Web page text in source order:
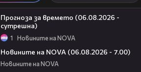
Прогноза за времето (06.08.2026 -
сутрешна)
1 Новините на NOVA
Новините на NOVA (06.08.2026 - 7.00)
Новините на NOVA